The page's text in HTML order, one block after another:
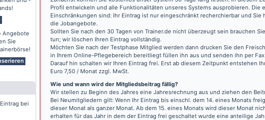
Angebote
Sie
bei
Profil entwickeln und alle Funktionalitäten unseres Systems ausprobieren. Die
Einschränkungen sind: Ihr Eintrag ist nur eingeschränkt recherchierbar und Sie
die Jobangebote.
Sollten Sie nach den 30 Tagen von Trainer.de nicht überzeugt sein brauchen
tun; wir löschen Ihren Eintrag vollständig.
Möchten Sie nach der Testphase Mitglied werden dann drucken Sie den
in Ihrem Online-Pflegebereich bereitliegt füllen ihn aus und senden ihn per
Darauf hin schalten wir Ihren Eintrag frei. Erst ab diesem Zeitpunkt entstehen
Euro 7,50 / Monat zzgl. MwSt.
Wie und wann wird der Mitgliedsbeitrag fällig?
Wir stellen zu Beginn des Jahres eine Jahresrechnung aus und ziehen den
Bei Neumitgliedern gilt: Wenn Ihr Eintrag bis einschl. dem 14. eines Monats
dieser Monat als ganzer Monat. Ab dem 15. eines Monats wird dieser Monat
erhalten für das Jahr in dem der Eintrag frei geschaltet wurde eine anteilige